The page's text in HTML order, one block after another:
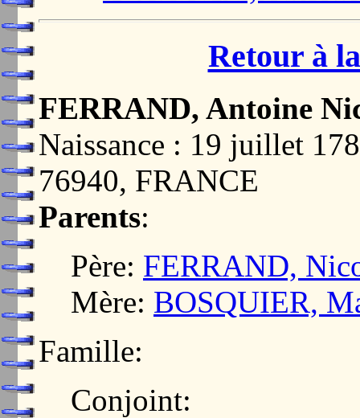
Retour à
FERRAND, Antoine
Naissance : 19 juillet
76940, FRANCE
Parents:
Père: FERRAND,
Mère: BOSQUIER,
Famille:
Conjoint: